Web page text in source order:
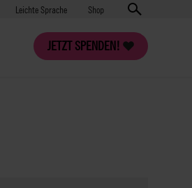
Leichte Sprache Shop
JETZT SPENDEN!